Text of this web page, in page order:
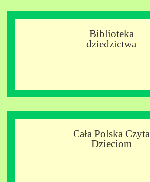
Biblioteka
dziedzictwa
Cała Polska Czyta
Dzieciom